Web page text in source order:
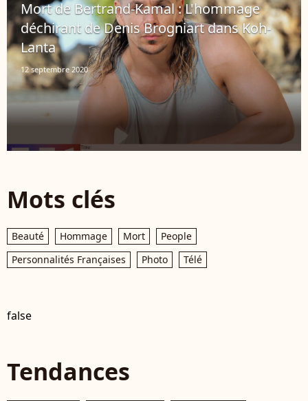
Mort de Bertrand-Kamal : L'hommage
déchirant de Denis Brogniart dans Koh-
Lanta
12 septembre 2020
Mots clés
Beauté Hommage Mort
People
Personnalités Françaises
Photo Télé
false
Tendances